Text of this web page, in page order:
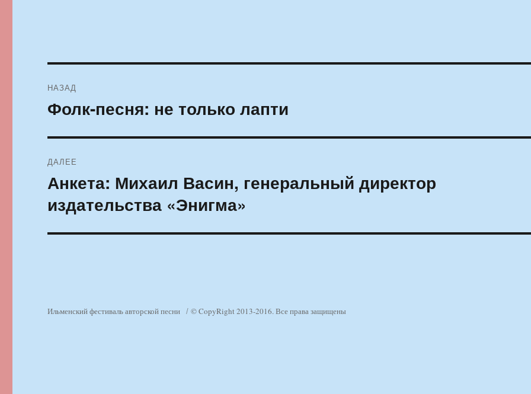
по
НАЗАД
Предыдущая
Фолк-песня: не только лапти
ДАЛЕЕ
Следующая
Анкета: Михаил Васин, генеральный директор
издательства «Энигма»
Ильменский фестиваль авторской песни © CopyRight 2013-2016. Все права защищены